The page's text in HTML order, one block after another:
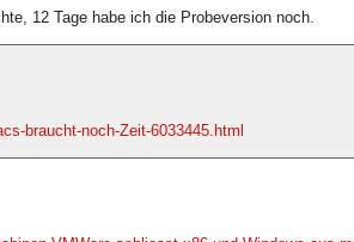
12 Tage habe ich die Probeversion noch.
braucht-noch-Zeit-6033445.html